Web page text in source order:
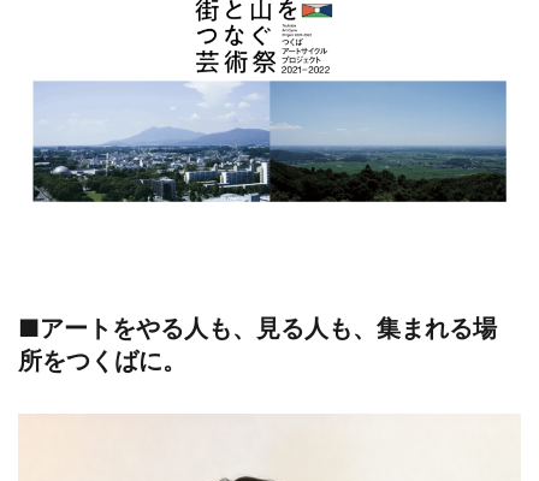
■アートをやる人も、見る人も、集まれる場
所をつくばに。